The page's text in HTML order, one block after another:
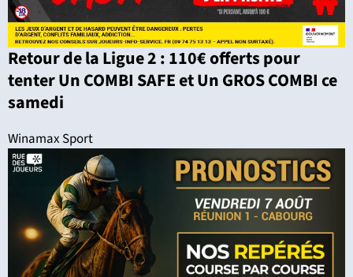
Retour de la Ligue 2 : 110€ offerts pour
tenter Un COMBI SAFE et Un GROS COMBI ce
samedi
Winamax Sport